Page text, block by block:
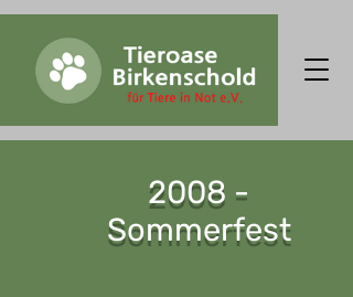
2008 -
Sommerfest